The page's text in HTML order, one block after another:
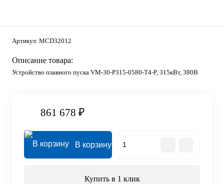
Артикул: MCD32012
Описание товара:
Устройство плавного пуска VM-30-P315-0580-T4-P, 315кВт, 380В
861 678 ₽
В корзину
Купить в 1 клик